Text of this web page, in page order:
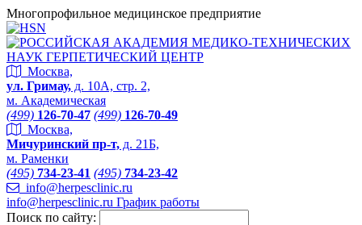
Многопрофильное медицинское предприятие
Москва,
ул. Гримау, д. 10А, стр. 2,
м. Академическая
(499) 126-70-47 (499) 126-70-49
Москва,
Мичуринский пр-т, д. 21Б,
м. Раменки
(495) 734-23-41 (495) 734-23-42
info@herpesclinic.ru
info@herpesclinic.ru График работы
Поиск по сайту: